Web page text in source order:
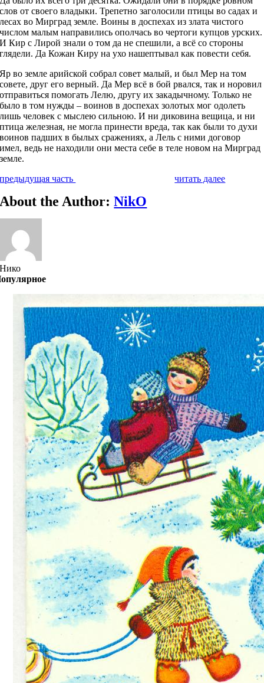
слов от своего владыки. Трепетно заголосили птицы во садах и
лесах во Мирград земле. Воины в доспехах из злата чистого
числом малым направились ополчась во чертоги купцов урских.
И Кир с Лирой знали о том да не спешили, а всё со стороны
глядели. Да Кожан Киру на ухо нашептывал как повести себя.
Яр во земле арийской собрал совет малый, и был Мер на том
совете, друг его верный. Да Мер всё в бой рвался, так и норовил
отправиться помогать Лелю, другу их закадычному. Только не
было в том нужды – воинов в доспехах золотых мог одолеть
лишь человек с мыслею сильною. И ни диковина вещица, и ни
птица железная, не могла принести вреда, так как были то духи
воинов падших в былых сражениях, а Лель с ними договор
имел, ведь не находили они места себе в теле новом на Мирград
земле.
предыдущая часть
читать далее
About the Author:NikO
Нико